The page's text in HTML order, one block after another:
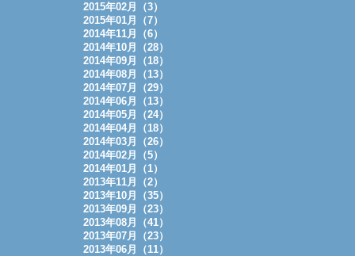
2015年02月（3）
2015年01月（7）
2014年11月（6）
2014年10月（28）
2014年09月（18）
2014年08月（13）
2014年07月（29）
2014年06月（13）
2014年05月（24）
2014年04月（18）
2014年03月（26）
2014年02月（5）
2014年01月（1）
2013年11月（2）
2013年10月（35）
2013年09月（23）
2013年08月（41）
2013年07月（23）
2013年06月（11）